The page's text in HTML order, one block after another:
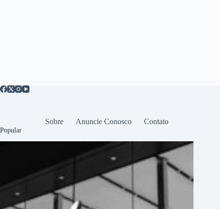
Sobre Anuncie Conosco Contato
Popular